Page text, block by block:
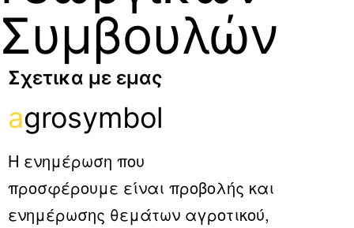
Συμβουλών
Σχετικα με εμας
agrosymbol
Η ενημέρωση που
προσφέρουμε είναι προβολής και
ενημέρωσης θεμάτων αγροτικού,